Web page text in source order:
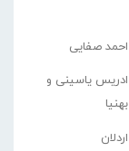
احمد صفایی
ادریس یاسینی و
بهنیا
اردلان